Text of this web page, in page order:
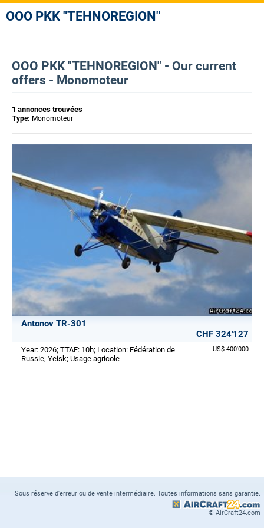
OOO PKK "TEHNOREGION"
OOO PKK "TEHNOREGION" - Our current
offers - Monomoteur
1 annonces trouvées
Type: Monomoteur
Antonov TR-301
CHF 324'127
US$ 400'000
Year: 2026; TTAF: 10h; Location: Fédération de
Russie, Yeisk; Usage agricole
Sous réserve d'erreur ou de vente intermédiaire. Toutes informations sans garantie.
© AirCraft24.com